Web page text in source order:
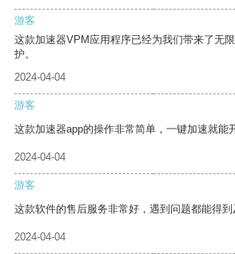
游客
这款加速器VPM应用程序已经为我们带来了无
护。
2024-04-04
游客
这款加速器app的操作非常简单，一键加速就能
2024-04-04
游客
这款软件的售后服务非常好，遇到问题都能得到
2024-04-04